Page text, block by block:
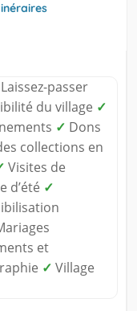
Laissez-passer
du village ✓
✓ Dons
collections en
Visites de
d’été ✓
et
✓ Village